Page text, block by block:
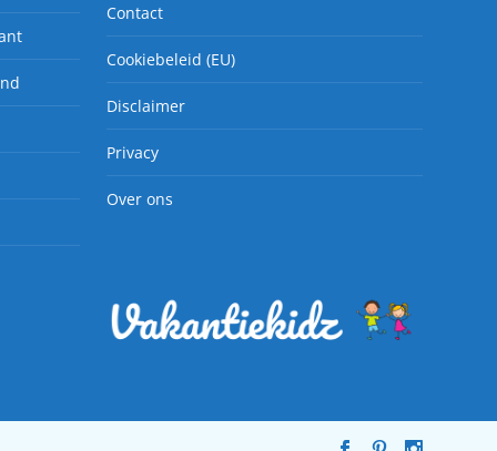
Contact
Cookiebeleid (EU)
Disclaimer
Privacy
Over ons